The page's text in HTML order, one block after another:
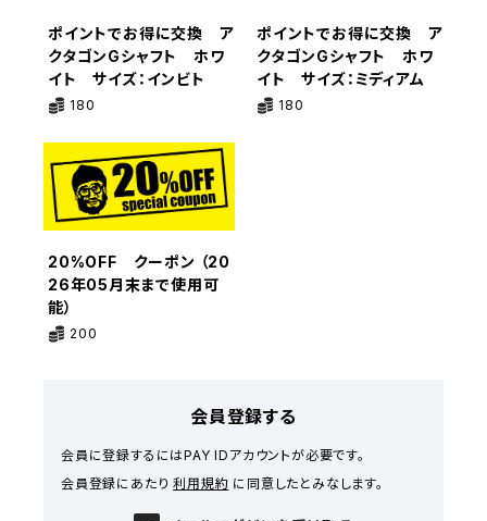
ポイントでお得に交換 ア
クタゴンGシャフト ホワ
イト サイズ：インビト
180
ポイントでお得に交換 ア
クタゴンGシャフト ホワ
イト サイズ：ミディアム
180
20%OFF クーポン （20
26年05月末まで使用可
能）
200
会員登録する
会員に登録するにはPAY IDアカウントが必要です。
会員登録にあたり利用規約 に同意したとみなします。